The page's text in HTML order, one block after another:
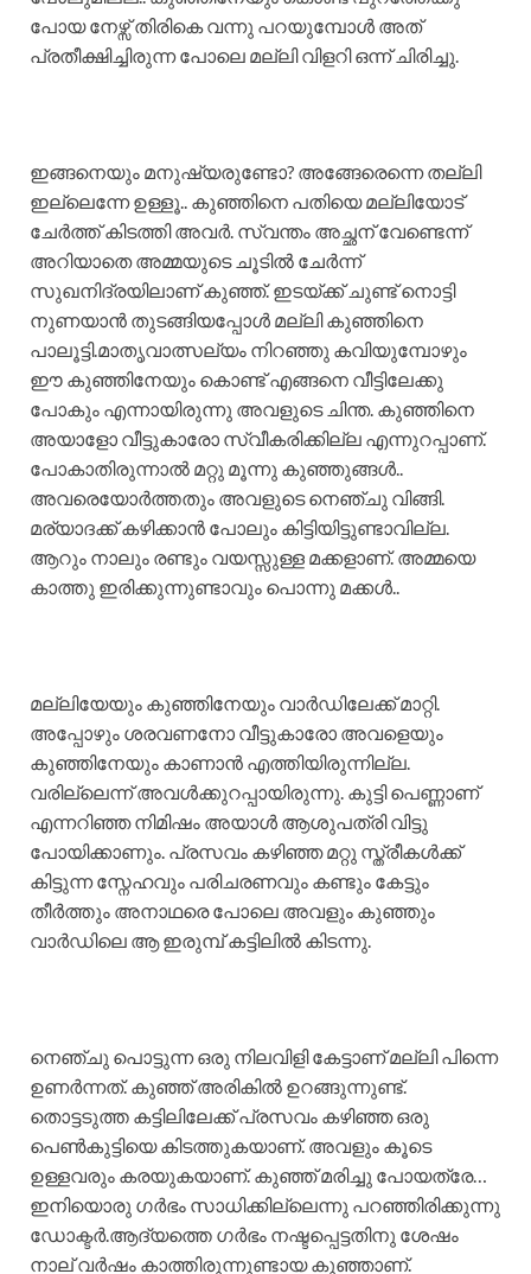
പോയ നേഴ്സ് തിരികെ വന്നു പറയുമ്പോൾ അത്
പ്രതീക്ഷിച്ചിരുന്ന പോലെ മല്ലി വിളറി ഒന്ന് ചിരിച്ചു.
ഇങ്ങനെയും മനുഷ്യരുണ്ടോ? അങ്ങേരെന്നെ തല്ലി
ഇല്ലെന്നേ ഉള്ളൂ.. കുഞ്ഞിനെ പതിയെ മല്ലിയോട്
ചേർത്ത് കിടത്തി അവർ. സ്വന്തം അച്ഛന് വേണ്ടെന്ന്
അറിയാതെ അമ്മയുടെ ചൂടിൽ ചേർന്ന്
സുഖനിദ്രയിലാണ് കുഞ്ഞ്. ഇടയ്ക്ക് ചുണ്ട് നൊട്ടി
നുണയാൻ തുടങ്ങിയപ്പോൾ മല്ലി കുഞ്ഞിനെ
പാലൂട്ടി.മാതൃവാത്സല്യം നിറഞ്ഞു കവിയുമ്പോഴും
ഈ കുഞ്ഞിനേയും കൊണ്ട് എങ്ങനെ വീട്ടിലേക്കു
പോകും എന്നായിരുന്നു അവളുടെ ചിന്ത. കുഞ്ഞിനെ
അയാളോ വീട്ടുകാരോ സ്വീകരിക്കില്ല എന്നുറപ്പാണ്.
പോകാതിരുന്നാൽ മറ്റു മൂന്നു കുഞ്ഞുങ്ങൾ..
അവരെയോർത്തതും അവളുടെ നെഞ്ചു വിങ്ങി.
മര്യാദക്ക് കഴിക്കാൻ പോലും കിട്ടിയിട്ടുണ്ടാവില്ല.
ആറും നാലും രണ്ടും വയസ്സുള്ള മക്കളാണ്. അമ്മയെ
കാത്തു ഇരിക്കുന്നുണ്ടാവും പൊന്നു മക്കൾ..
മല്ലിയേയും കുഞ്ഞിനേയും വാർഡിലേക്ക് മാറ്റി.
അപ്പോഴും ശരവണനോ വീട്ടുകാരോ അവളെയും
കുഞ്ഞിനേയും കാണാൻ എത്തിയിരുന്നില്ല.
വരില്ലെന്ന് അവൾക്കുറപ്പായിരുന്നു. കുട്ടി പെണ്ണാണ്
എന്നറിഞ്ഞ നിമിഷം അയാൾ ആശുപത്രി വിട്ടു
പോയിക്കാണും. പ്രസവം കഴിഞ്ഞ മറ്റു സ്ത്രീകൾക്ക്
കിട്ടുന്ന സ്നേഹവും പരിചരണവും കണ്ടും കേട്ടും
തീർത്തും അനാഥരെ പോലെ അവളും കുഞ്ഞും
വാർഡിലെ ആ ഇരുമ്പ് കട്ടിലിൽ കിടന്നു.
നെഞ്ചു പൊട്ടുന്ന ഒരു നിലവിളി കേട്ടാണ് മല്ലി പിന്നെ
ഉണർന്നത്. കുഞ്ഞ് അരികിൽ ഉറങ്ങുന്നുണ്ട്.
തൊട്ടടുത്ത കട്ടിലിലേക്ക് പ്രസവം കഴിഞ്ഞ ഒരു
പെൺകുട്ടിയെ കിടത്തുകയാണ്. അവളും കൂടെ
ഉള്ളവരും കരയുകയാണ്. കുഞ്ഞ് മരിച്ചു പോയത്രേ…
ഇനിയൊരു ഗർഭം സാധിക്കില്ലെന്നു പറഞ്ഞിരിക്കുന്നു
ഡോക്ടർ.ആദ്യത്തെ ഗർഭം നഷ്ടപ്പെട്ടതിനു ശേഷം
നാല് വർഷം കാത്തിരുന്നുണ്ടായ കുഞ്ഞാണ്.